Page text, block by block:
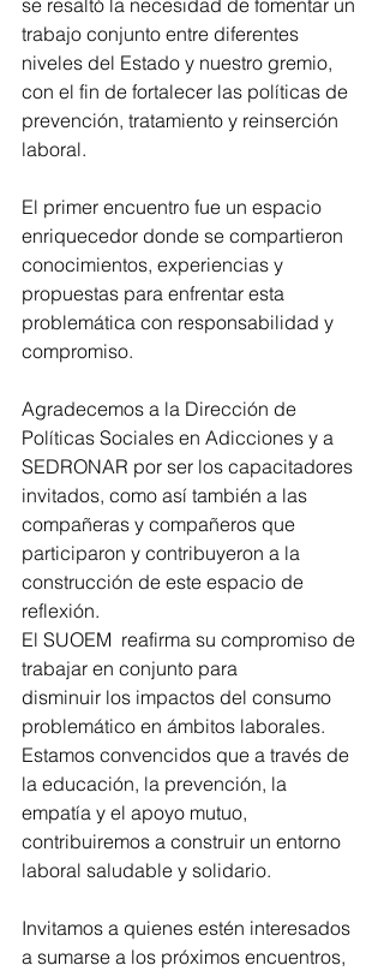
se resaltó la necesidad de fomentar un
trabajo conjunto entre diferentes
niveles del Estado y nuestro gremio,
con el fin de fortalecer las políticas de
prevención, tratamiento y reinserción
laboral.
El primer encuentro fue un espacio
enriquecedor donde se compartieron
conocimientos, experiencias y
propuestas para enfrentar esta
problemática con responsabilidad y
compromiso.
Agradecemos a la Dirección de
Políticas Sociales en Adicciones y a
SEDRONAR por ser los capacitadores
invitados, como así también a las
compañeras y compañeros que
participaron y contribuyeron a la
construcción de este espacio de
reflexión.
El SUOEM  reafirma su compromiso de
trabajar en conjunto para
disminuir los impactos del consumo
problemático en ámbitos laborales.
Estamos convencidos que a través de
la educación, la prevención, la
empatía y el apoyo mutuo,
contribuiremos a construir un entorno
laboral saludable y solidario.
Invitamos a quienes estén interesados
a sumarse a los próximos encuentros,